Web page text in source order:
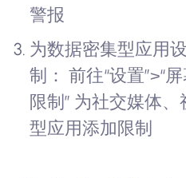
警报
为数据密集型应用
制： 前往“设置”>“
限制” 为社交媒体
型应用添加限制